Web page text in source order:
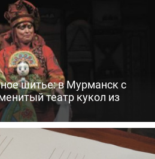
шитье: в Мурманск с
театр кукол из